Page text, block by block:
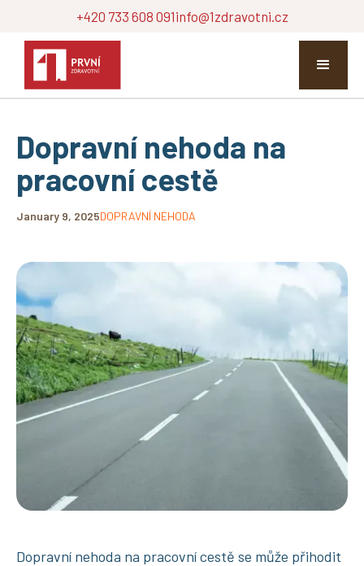
+420 733 608 091info@1zdravotni.cz
Dopravní nehoda na
pracovní cestě
January 9, 2025DOPRAVNÍ NEHODA
Dopravní nehoda na pracovní cestě se může přihodit